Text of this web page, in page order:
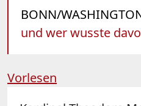
BONN/
und wer wusste
Vorlesen